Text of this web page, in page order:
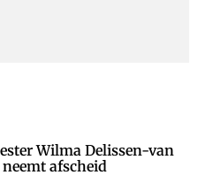
Wilma Delissen-van
afscheid